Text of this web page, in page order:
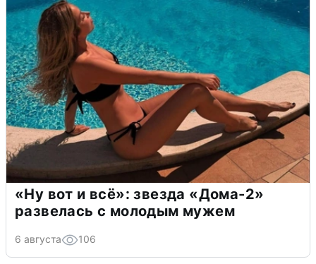
«Ну вот и всё»: звезда «Дома-2»
развелась с молодым мужем
6 августа 106